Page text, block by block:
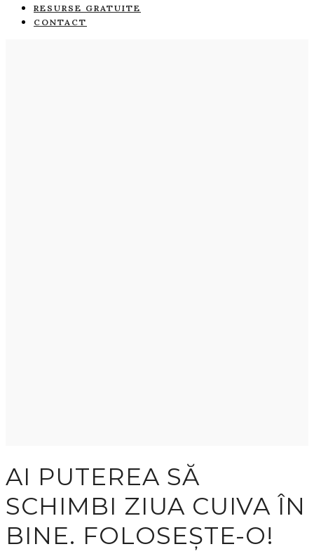
RESURSE GRATUITE
CONTACT
AI PUTEREA SĂ
SCHIMBI ZIUA CUIVA ÎN
BINE. FOLOSEȘTE-O!